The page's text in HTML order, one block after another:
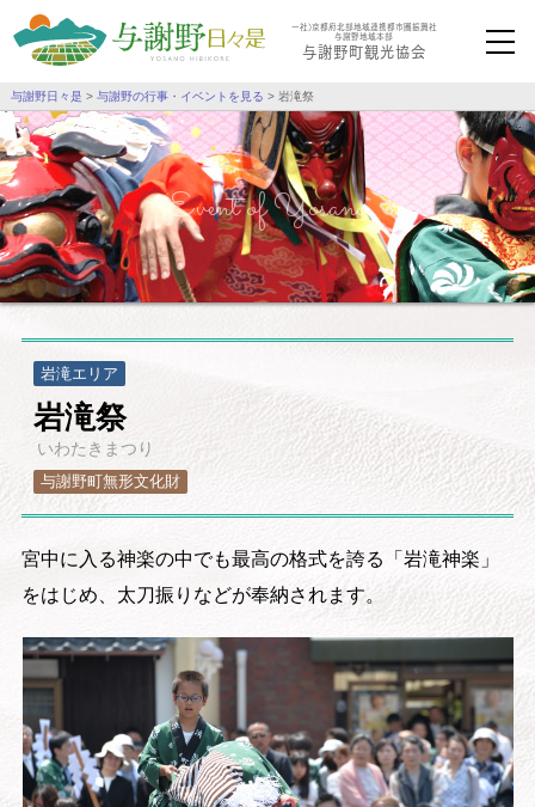
一社）京都府北部地域連携都市圏振興社
与謝野地域本部
与謝野町観光協会
与謝野日々是 > 与謝野の行事・イベントを見る > 岩滝祭
Event of Yosano
岩滝エリア
岩滝祭
いわたきまつり
与謝野町無形文化財
宮中に入る神楽の中でも最高の格式を誇る「岩滝神楽」
をはじめ、太刀振りなどが奉納されます。